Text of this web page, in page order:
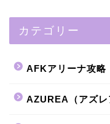
カテゴリー
AFKアリーナ攻略
AZUREA（アズ